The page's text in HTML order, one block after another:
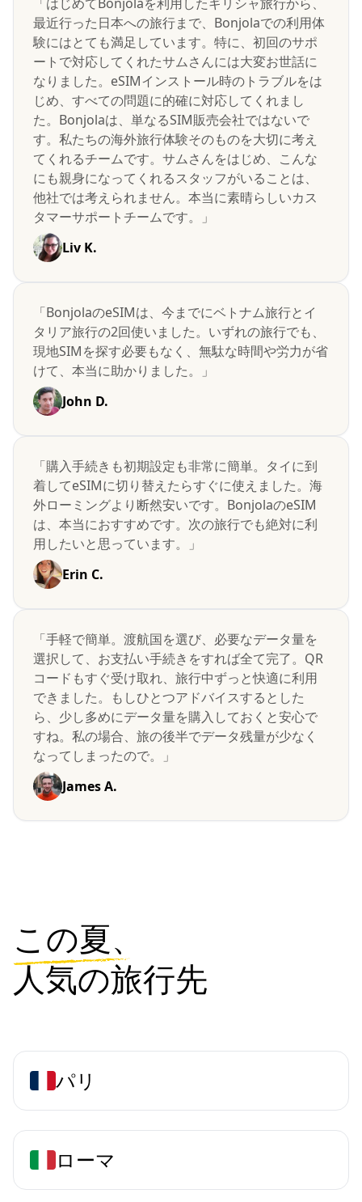
最近行った日本への旅行まで、Bonjolaでの利用体
験にはとても満足しています。特に、初回のサポ
ートで対応してくれたサムさんには大変お世話に
なりました。eSIMインストール時のトラブルをは
じめ、すべての問題に的確に対応してくれまし
た。Bonjolaは、単なるSIM販売会社ではないで
す。私たちの海外旅行体験そのものを大切に考え
てくれるチームです。サムさんをはじめ、こんな
にも親身になってくれるスタッフがいることは、
他社では考えられません。本当に素晴らしいカス
タマーサポートチームです。」
Liv K.
「BonjolaのeSIMは、今までにベトナム旅行とイ
タリア旅行の2回使いました。いずれの旅行でも、
現地SIMを探す必要もなく、無駄な時間や労力が省
けて、本当に助かりました。」
John D.
「購入手続きも初期設定も非常に簡単。タイに到
着してeSIMに切り替えたらすぐに使えました。海
外ローミングより断然安いです。BonjolaのeSIM
は、本当におすすめです。次の旅行でも絶対に利
用したいと思っています。」
Erin C.
「手軽で簡単。渡航国を選び、必要なデータ量を
選択して、お支払い手続きをすれば全て完了。QR
コードもすぐ受け取れ、旅行中ずっと快適に利用
できました。もしひとつアドバイスするとした
ら、少し多めにデータ量を購入しておくと安心で
すね。私の場合、旅の後半でデータ残量が少なく
なってしまったので。」
James A.
この夏、
人気の旅行先
パリ
ローマ